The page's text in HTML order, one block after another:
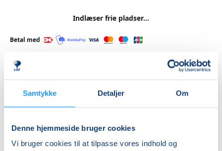
Samtykke Detaljer Om
Denne hjemmeside bruger cookies
Vi bruger cookies til at tilpasse vores indhold og
Indlæser frie pladser...
Betal med
Priser
Almen
DKK 1.445,00